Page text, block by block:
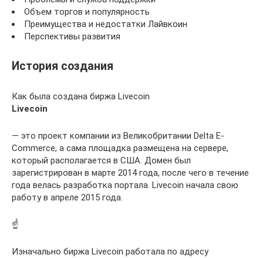
Объем торгов и популярность
Преимущества и недостатки Лайвкоин
Перспективы развития
История создания
Как была создана биржа Livecoin
Livecoin
— это проект компании из Великобритании Delta E-
Commerce, а сама площадка размещена на сервере,
который располагается в США. Домен был
зарегистрирован в марте 2014 года, после чего в течение
года велась разработка портала. Livecoin начала свою
работу в апреле 2015 года.
☝️
Изначально биржа Livecoin работала по адресу